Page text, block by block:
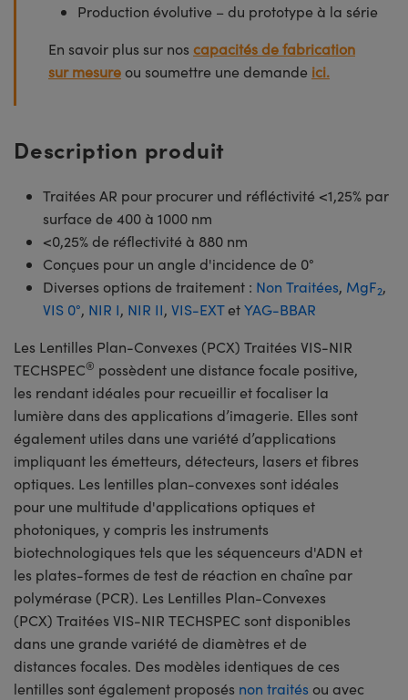
Production évolutive – du prototype à la série
En savoir plus sur nos capacités de fabrication
sur mesure ou soumettre une demande ici.
Description produit
Traitées AR pour procurer und réfléctivité <1,25% par
surface de 400 à 1000 nm
<0,25% de réflectivité à 880 nm
Conçues pour un angle d'incidence de 0°
Diverses options de traitement : Non Traitées, MgF2,
VIS 0°, NIR I, NIR II, VIS-EXTetYAG-BBAR
Les Lentilles Plan-Convexes (PCX) Traitées VIS-NIR
TECHSPEC® possèdent une distance focale positive,
les rendant idéales pour recueillir et focaliser la
lumière dans des applications d’imagerie. Elles sont
également utiles dans une variété d’applications
impliquant les émetteurs, détecteurs, lasers et fibres
optiques. Les lentilles plan-convexes sont idéales
pour une multitude d'applications optiques et
photoniques, y compris les instruments
biotechnologiques tels que les séquenceurs d'ADN et
les plates-formes de test de réaction en chaîne par
polymérase (PCR). Les Lentilles Plan-Convexes
(PCX) Traitées VIS-NIR TECHSPEC sont disponibles
dans une grande variété de diamètres et de
distances focales. Des modèles identiques de ces
lentilles sont également proposés non traités ou avec